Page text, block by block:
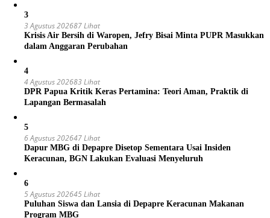
3
3 Agustus 202687 Lihat
Krisis Air Bersih di Waropen, Jefry Bisai Minta PUPR Masukkan
dalam Anggaran Perubahan
4
4 Agustus 202683 Lihat
DPR Papua Kritik Keras Pertamina: Teori Aman, Praktik di
Lapangan Bermasalah
5
6 Agustus 202647 Lihat
Dapur MBG di Depapre Disetop Sementara Usai Insiden
Keracunan, BGN Lakukan Evaluasi Menyeluruh
6
5 Agustus 202645 Lihat
Puluhan Siswa dan Lansia di Depapre Keracunan Makanan
Program MBG